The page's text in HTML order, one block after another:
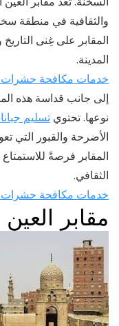
والثقافية في منطقة
المقابر على غِنى التاريخ
المدينة.
خدمات مكافحة حشرات
إلى جانب قداسة هذه
نوعها. تحتوي تسليم
الأضرحة والقبور التي
المقابر فرصةً
الثقافي.
خدمات مكافحة حشرات
مقابر